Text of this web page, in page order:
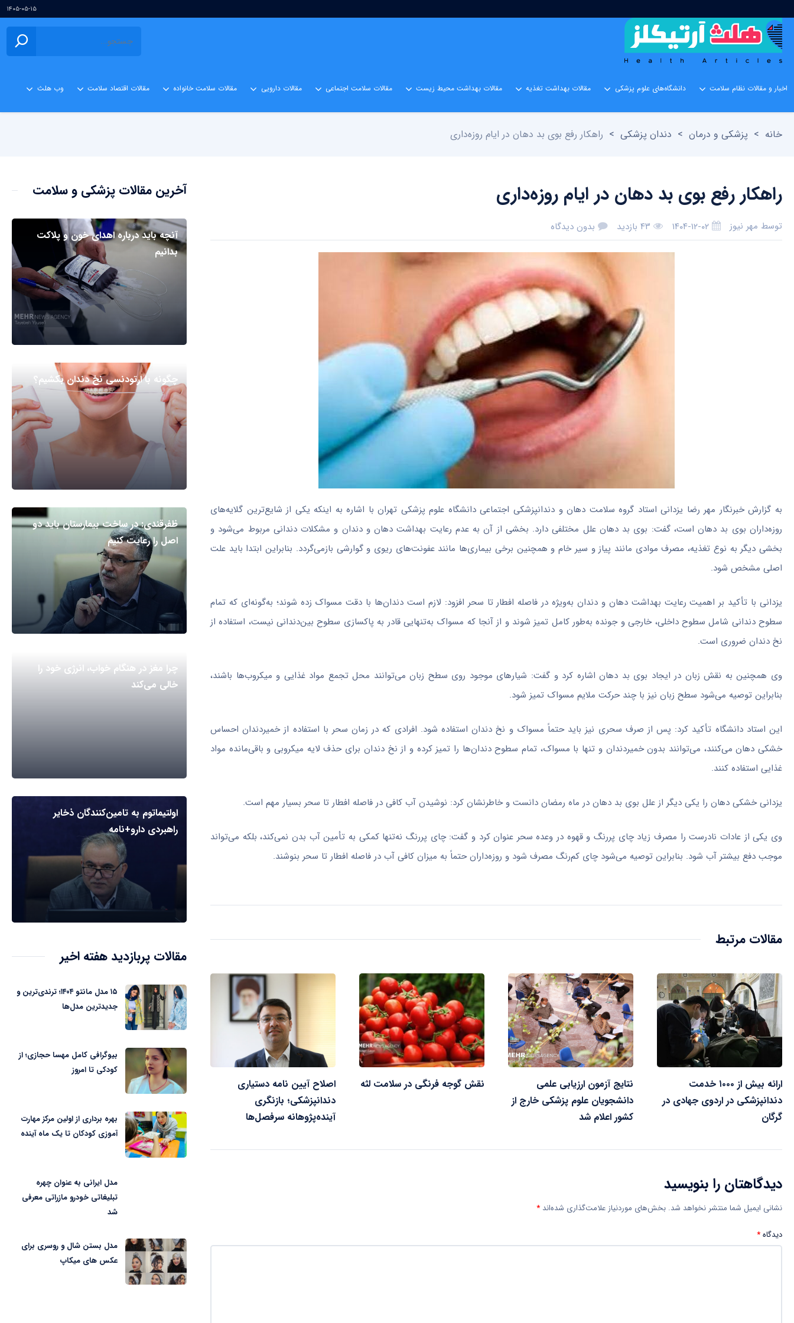
۱۴۰۵-۰۵-۱۵
اخبار و مقالات نظام سلامت دانشگاه‌های علوم پزشکی مقالات بهداشت تغذیه مقالات بهداشت محیط زیست مقالات سلامت اجتماعی مقالات دارویی مقالات سلامت خانواده مقالات اقتصاد سلامت وب هلث
خانه > پزشکی و درمان > دندان پزشکی > راهکار رفع بوی بد دهان در ایام روزه‌داری
راهکار رفع بوی بد دهان در ایام روزه‌داری
توسط مهر نیوز ۱۴۰۴-۱۲-۰۲ ۴۳ بازدید بدون دیدگاه
به گزارش خبرنگار مهر رضا یزدانی استاد گروه سلامت دهان و دندانپزشکی اجتماعی دانشگاه علوم پزشکی تهران با اشاره به اینکه یکی از شایع‌ترین گلایه‌های
روزه‌داران بوی بد دهان است، گفت: بوی بد دهان علل مختلفی دارد. بخشی از آن به عدم رعایت بهداشت دهان و دندان و مشکلات دندانی مربوط می‌شود و
بخشی دیگر به نوع تغذیه، مصرف موادی مانند پیاز و سیر خام و همچنین برخی بیماری‌ها مانند عفونت‌های ریوی و گوارشی بازمی‌گردد. بنابراین ابتدا باید علت
اصلی مشخص شود.
یزدانی با تأکید بر اهمیت رعایت بهداشت دهان و دندان به‌ویژه در فاصله افطار تا سحر افزود: لازم است دندان‌ها با دقت مسواک زده شوند؛ به‌گونه‌ای که تمام
سطوح دندانی شامل سطوح داخلی، خارجی و جونده به‌طور کامل تمیز شوند و از آنجا که مسواک به‌تنهایی قادر به پاکسازی سطوح بین‌دندانی نیست، استفاده از
نخ دندان ضروری است.
وی همچنین به نقش زبان در ایجاد بوی بد دهان اشاره کرد و گفت: شیارهای موجود روی سطح زبان می‌توانند محل تجمع مواد غذایی و میکروب‌ها باشند،
بنابراین توصیه می‌شود سطح زبان نیز با چند حرکت ملایم مسواک تمیز شود.
این استاد دانشگاه تأکید کرد: پس از صرف سحری نیز باید حتماً مسواک و نخ دندان استفاده شود. افرادی که در زمان سحر با استفاده از خمیردندان احساس
خشکی دهان می‌کنند، می‌توانند بدون خمیردندان و تنها با مسواک، تمام سطوح دندان‌ها را تمیز کرده و از نخ دندان برای حذف لایه میکروبی و باقی‌مانده مواد
غذایی استفاده کنند.
یزدانی خشکی دهان را یکی دیگر از علل بوی بد دهان در ماه رمضان دانست و خاطرنشان کرد: نوشیدن آب کافی در فاصله افطار تا سحر بسیار مهم است.
وی یکی از عادات نادرست را مصرف زیاد چای پررنگ و قهوه در وعده سحر عنوان کرد و گفت: چای پررنگ نه‌تنها کمکی به تأمین آب بدن نمی‌کند، بلکه می‌تواند
موجب دفع بیشتر آب شود. بنابراین توصیه می‌شود چای کم‌رنگ مصرف شود و روزه‌داران حتماً به میزان کافی آب در فاصله افطار تا سحر بنوشند.
مقالات مرتبط
ارائه بیش از ۱۰۰۰ خدمت
دندانپزشکی در اردوی جهادی در
گرگان
نتایج آزمون ارزیابی علمی
دانشجویان علوم پزشکی خارج از
کشور اعلام شد
نقش گوجه فرنگی در سلامت لثه
اصلاح آیین نامه دستیاری
دندانپزشکی؛ بازنگری
آینده‌پژوهانه سرفصل‌ها
دیدگاهتان را بنویسید
نشانی ایمیل شما منتشر نخواهد شد. بخش‌های موردنیاز علامت‌گذاری شده‌اند *
دیدگاه*
آخرین مقالات پزشکی و سلامت
آنچه باید درباره اهدای خون و پلاکت
بدانیم
چگونه با ارتودنسی نخ دندان بکشیم؟
ظفرقندی: در ساخت بیمارستان باید دو
اصل را رعایت کنیم
چرا مغز در هنگام خواب، انرژی خود را
خالی می‌کند
اولتیماتوم به تامین‌کنندگان ذخایر
راهبردی دارو+نامه
مقالات پربازدید هفته اخیر
۱۵ مدل مانتو ۱۴۰۴؛ ترندی‌ترین و
جدیدترین مدل‌ها
بیوگرافی کامل مهسا حجازی؛ از
کودکی تا امروز
بهره برداری از اولین مرکز مهارت
آموزی کودکان تا یک ماه آینده
مدل ایرانی به عنوان چهره
تبلیغاتی خودرو مازراتی معرفی
شد
مدل بستن شال و روسری برای
عکس های میکاپ